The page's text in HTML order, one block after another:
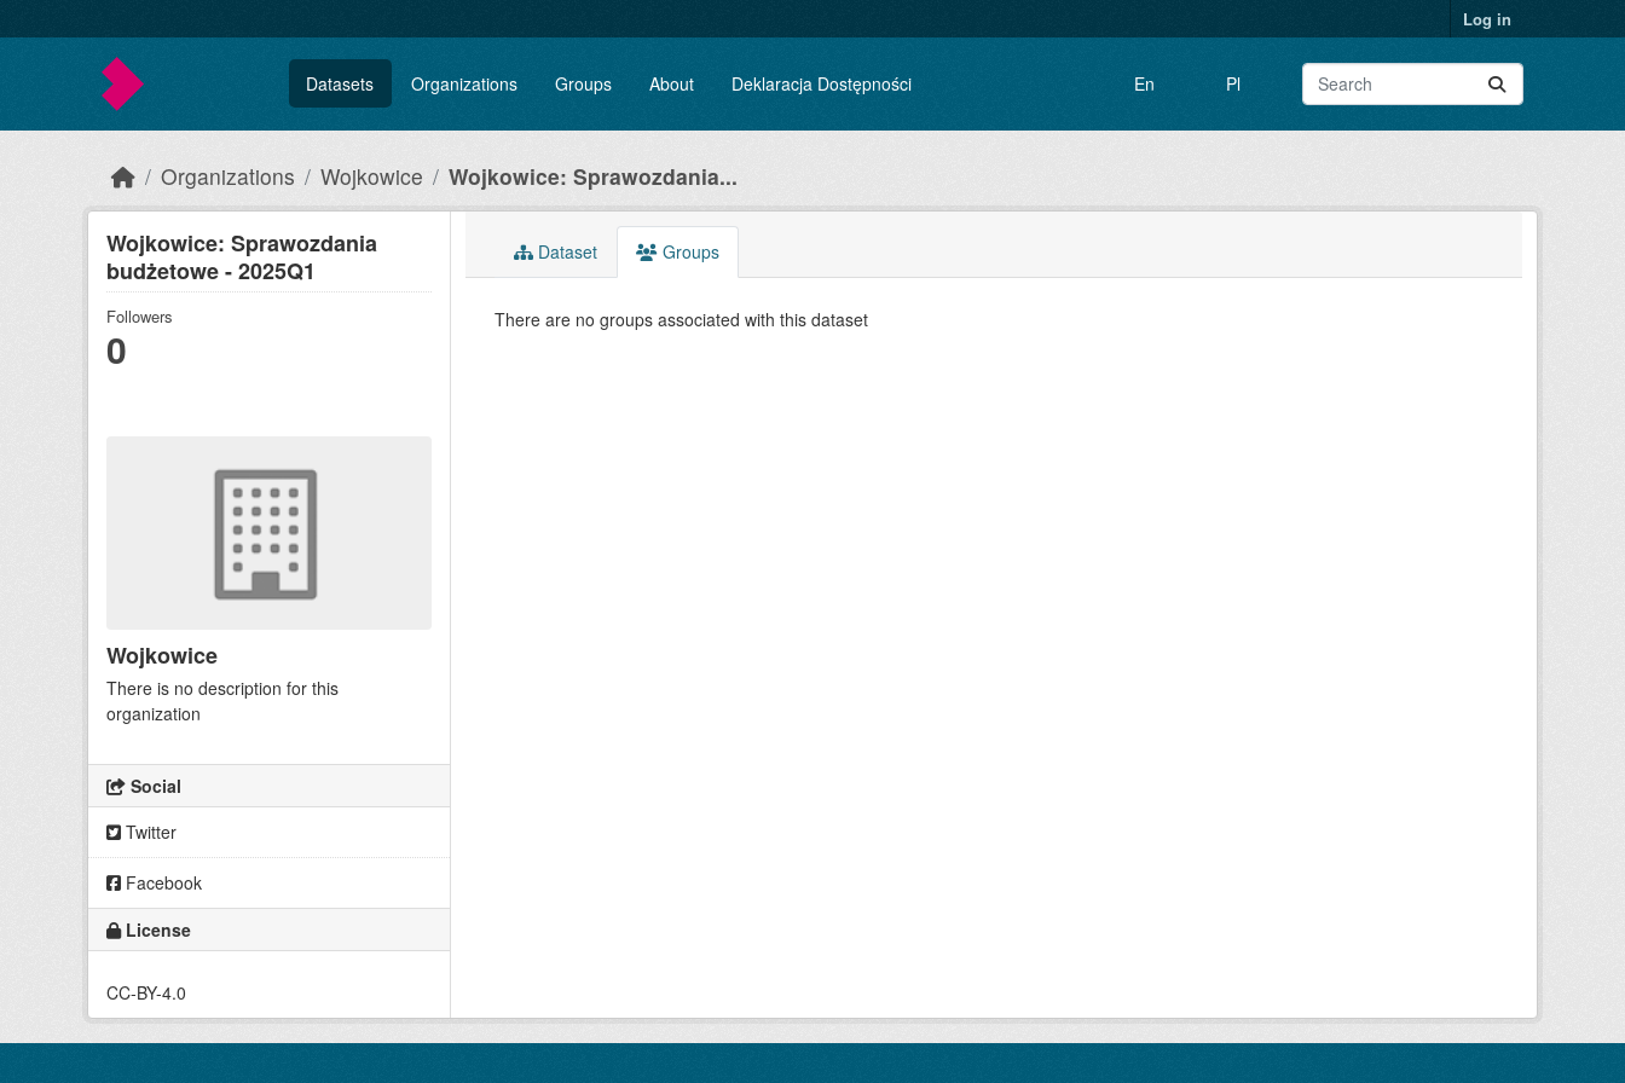
Log in
Datasets Organizations Groups About Deklaracja Dostępności En Pl
Organizations Wojkowice Wojkowice: Sprawozdania...
Wojkowice: Sprawozdania
budżetowe - 2025Q1
Followers
0
Wojkowice
There is no description for this
organization
Social
Twitter
Facebook
License
CC-BY-4.0
Dataset Groups
There are no groups associated with this dataset